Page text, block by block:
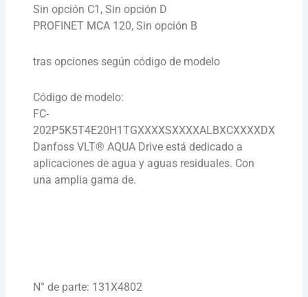
Sin opción C1, Sin opción D
PROFINET MCA 120, Sin opción B
tras opciones según código de modelo
Código de modelo:
FC-
202P5K5T4E20H1TGXXXXSXXXXALBXCXXXXDX
Danfoss VLT® AQUA Drive está dedicado a
aplicaciones de agua y aguas residuales. Con
una amplia gama de.
N° de parte: 131X4802